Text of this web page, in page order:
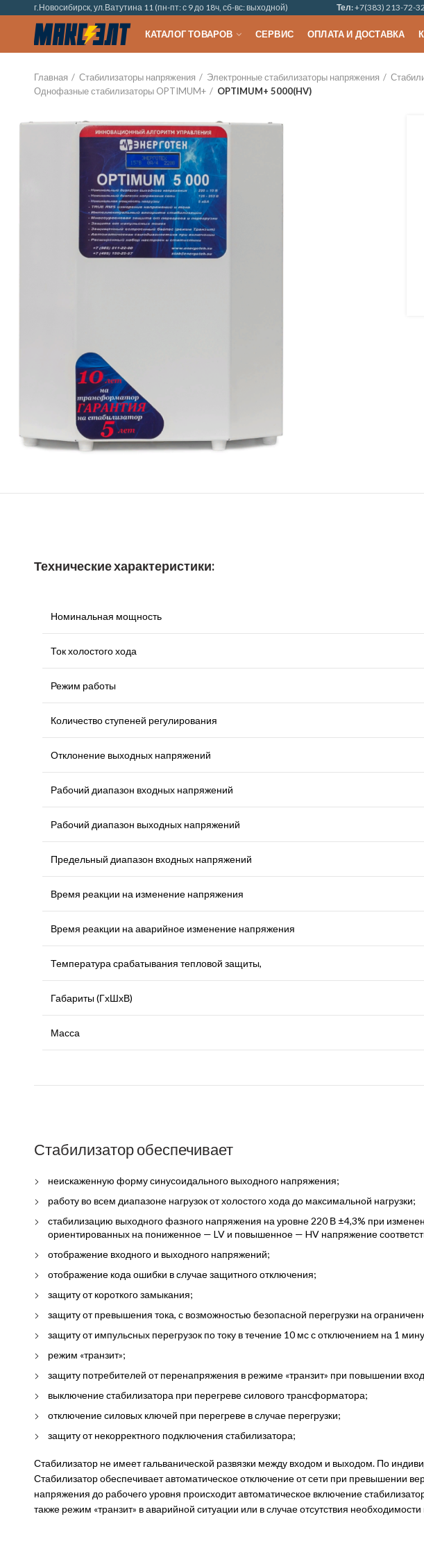
г.Новосибирск, ул.Ватутина 11 (пн-пт: с 9 до 18ч, сб-вс: выходной) Тел:+7(383) 213-72-
КАТАЛОГ ТОВАРОВ СЕРВИС ОПЛАТА И ДОСТАВКА
Главная Стабилизаторы напряжения Электронные стабилизаторы напряжения
Однофазные стабилизаторы OPTIMUM+
OPTIMUM+ 5000(HV)
Технические характеристики:
Номинальная мощность
Ток холостого хода
Режим работы
Количество ступеней регулирования
Отклонение выходных напряжений
Рабочий диапазон входных напряжений
Рабочий диапазон выходных напряжений
Предельный диапазон входных напряжений
Время реакции на изменение напряжения
Время реакции на аварийное изменение напряжения
Температура срабатывания тепловой защиты,
Габариты (ГхШхВ)
Масса
Стабилизатор обеспечивает
неискаженную форму синусоидального выходного напряжения;
работу во всем диапазоне нагрузок от холостого хода до максимальной нагрузки;
стабилизацию выходного фазного напряжения на уровне 220 В ±4,3% при
ориентированных на пониженное — LV и повышенное — HV напряжение
отображение входного и выходного напряжений;
отображение кода ошибки в случае защитного отключения;
защиту от короткого замыкания;
защиту от превышения тока, с возможностью безопасной перегрузки на
защиту от импульсных перегрузок по току в течение 10 мс с отключением на 1
режим «транзит»;
защиту потребителей от перенапряжения в режиме «транзит» при повышении
выключение стабилизатора при перегреве силового трансформатора;
отключение силовых ключей при перегреве в случае перегрузки;
защиту от некорректного подключения стабилизатора;
Стабилизатор не имеет гальванической развязки между входом и выходом. По
Стабилизатор обеспечивает автоматическое отключение от сети при превышении
напряжения до рабочего уровня происходит автоматическое включение
также режим «транзит» в аварийной ситуации или в случае отсутствия